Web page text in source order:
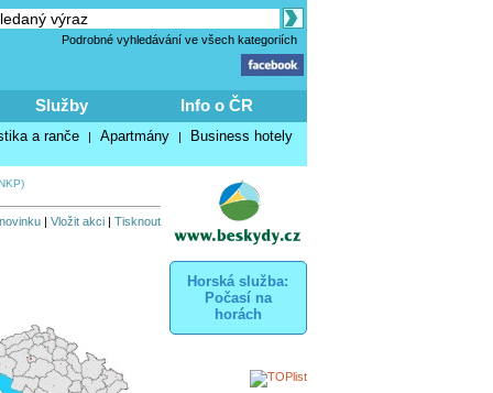
Podrobné vyhledávání ve všech kategoriích
Služby Info o ČR
a ranče | Apartmány | Business hotely
| Vložit akci| Tisknout
Horská služba:
Počasí na
horách